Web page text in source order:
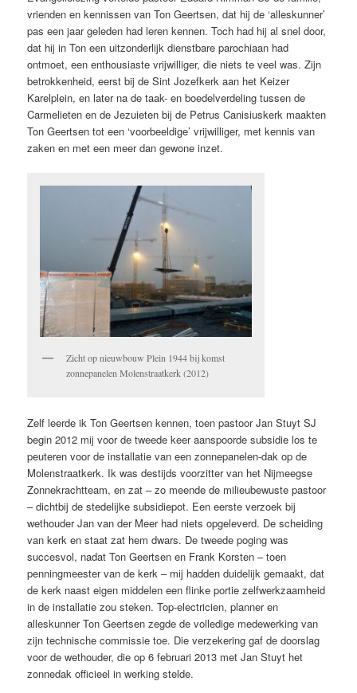
vrienden en kennissen van Ton Geertsen, dat hij de ‘alleskunner’
pas een jaar geleden had leren kennen. Toch had hij al snel door,
dat hij in Ton een uitzonderlijk dienstbare parochiaan had
ontmoet, een enthousiaste vrijwilliger, die niets te veel was. Zijn
betrokkenheid, eerst bij de Sint Jozefkerk aan het Keizer
Karelplein, en later na de taak- en boedelverdeling tussen de
Carmelieten en de Jezuieten bij de Petrus Canisiuskerk maakten
Ton Geertsen tot een ‘voorbeeldige’ vrijwilliger, met kennis van
zaken en met een meer dan gewone inzet.
Zicht op nieuwbouw Plein 1944 bij komst
zonnepanelen Molenstraatkerk (2012)
Zelf leerde ik Ton Geertsen kennen, toen pastoor Jan Stuyt SJ
begin 2012 mij voor de tweede keer aanspoorde subsidie los te
peuteren voor de installatie van een zonnepanelen-dak op de
Molenstraatkerk. Ik was destijds voorzitter van het Nijmeegse
Zonnekrachtteam, en zat – zo meende de milieubewuste pastoor
– dichtbij de stedelijke subsidiepot. Een eerste verzoek bij
wethouder Jan van der Meer had niets opgeleverd. De scheiding
van kerk en staat zat hem dwars. De tweede poging was
succesvol, nadat Ton Geertsen en Frank Korsten – toen
penningmeester van de kerk – mij hadden duidelijk gemaakt, dat
de kerk naast eigen middelen een flinke portie zelfwerkzaamheid
in de installatie zou steken. Top-electricien, planner en
alleskunner Ton Geertsen zegde de volledige medewerking van
zijn technische commissie toe. Die verzekering gaf de doorslag
voor de wethouder, die op 6 februari 2013 met Jan Stuyt het
zonnedak officieel in werking stelde.